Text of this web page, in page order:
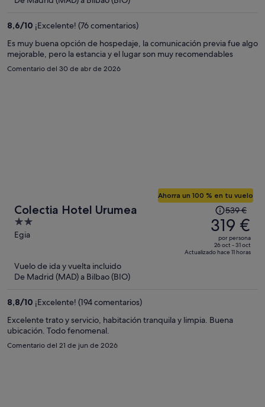
por
persona
8,6/10 ¡Excelente! (76 comentarios)
Es muy buena opción de hospedaje, la comunicación previa fue algo
mejorable, pero la estancia y el lugar son muy recomendables
Comentario del 30 de abr de 2026
Colectia Hotel Urumea
2
out
Egia
Ahorra un 100 % en tu vuelo
El
precio
era
de
539 €,
por
539 €
319 €
por persona
26 oct - 31 oct
Actualizado hace 11 horas
Vuelo de ida y vuelta incluido
De Madrid (MAD) a Bilbao (BIO)
8,8/10 ¡Excelente! (194 comentarios)
Excelente trato y servicio, habitación tranquila y limpia. Buena
ubicación. Todo fenomenal.
Comentario del 21 de jun de 2026